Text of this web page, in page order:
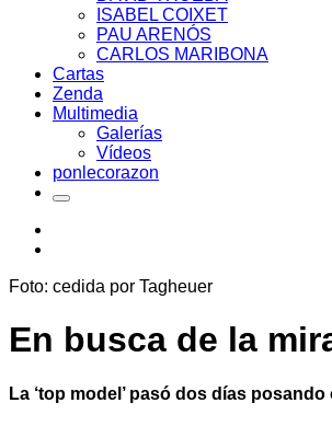
ISABEL COIXET
PAU ARENÓS
CARLOS MARIBONA
Cartas
Zenda
Multimedia
Galerías
Vídeos
ponlecorazon
Foto: cedida por Tagheuer
En busca de la
La ‘top model’ pasó dos días